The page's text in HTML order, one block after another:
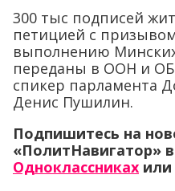
300 тыс подписей
петицией с
выполнению
переданы в ООН и
спикер парламента
Денис Пушилин.
Подпишитесь на
«ПолитНавигатор» в
Одноклассниках или